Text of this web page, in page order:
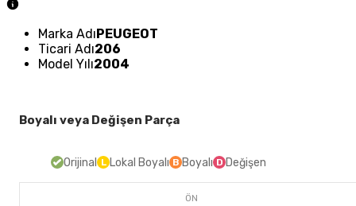
Marka AdıPEUGEOT
Ticari Adı206
Model Yılı2004
Boyalı veya Değişen Parça
Orijinal L Lokal Boyalı B Boyalı D Değişen
ÖN